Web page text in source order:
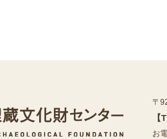
公益財団
〒
【
お